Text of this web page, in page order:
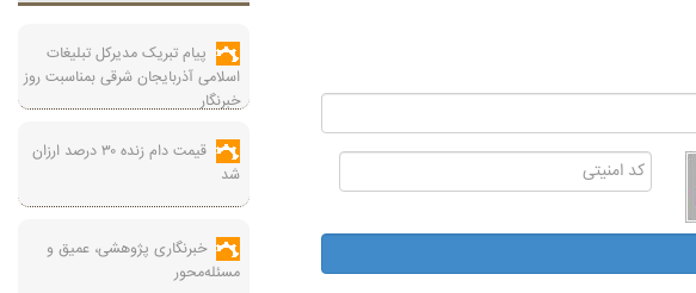
پیام تبریک مدیرکل تبلیغات
اسلامی آذربایجان شرقی بمناسبت روز
خبرنگار
قیمت دام زنده ۳۰ درصد ارزان
شد
خبرنگاری پژوهشی، عمیق و
مسئله‌محور